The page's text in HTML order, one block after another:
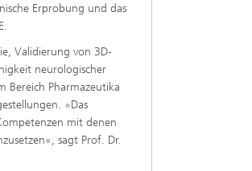
Erprobung und das
Validierung von 3D-
neurologischer
Bereich Pharmazeutika
»Das
mit denen
sagt Prof. Dr.